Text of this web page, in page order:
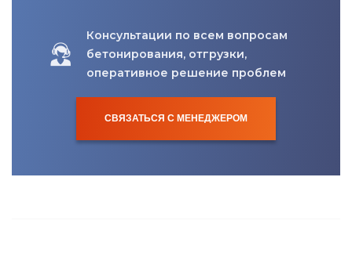
Консультации по всем вопросам
бетонирования, отгрузки,
оперативное решение проблем
СВЯЗАТЬСЯ С МЕНЕДЖЕРОМ